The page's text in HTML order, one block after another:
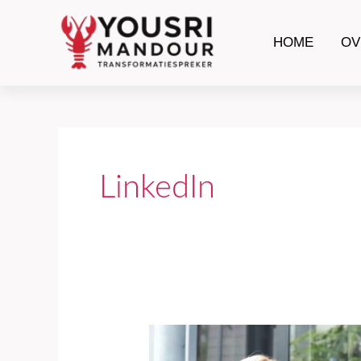
HOME
LinkedIn